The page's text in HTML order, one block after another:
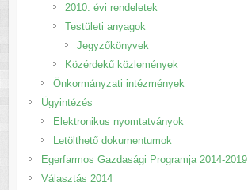
2010. évi rendeletek
Testületi anyagok
Jegyzőkönyvek
Közérdekű közlemények
Önkormányzati intézmények
Ügyintézés
Elektronikus nyomtatványok
Letölthető dokumentumok
Egerfarmos Gazdasági Programja 2014-2019
Választás 2014